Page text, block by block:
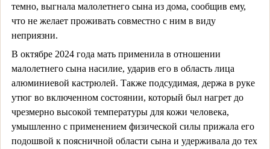
темно, выгнала малолетнего сына из дома, сообщив ему,
что не желает проживать совместно с ним в виду
неприязни.
В октябре 2024 года мать применила в отношении
малолетнего сына насилие, ударив его в область лица
алюминиевой кастрюлей. Также подсудимая, держа в руке
утюг во включенном состоянии, который был нагрет до
чрезмерно высокой температуры для кожи человека,
умышленно с применением физической силы прижала его
подошвой к поясничной области сына и удерживала до тех